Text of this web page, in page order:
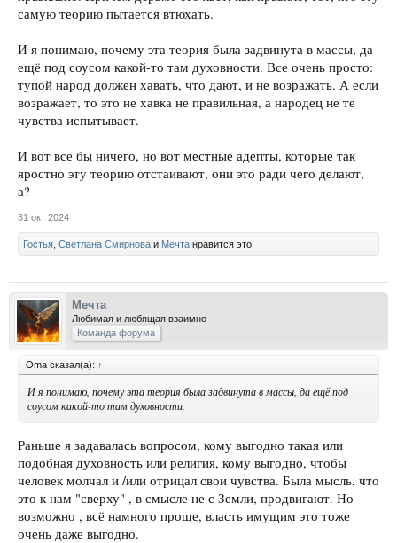
самую теорию пытается втюхать.
И я понимаю, почему эта теория была задвинута в массы, да
ещё под соусом какой-то там духовности. Все очень просто:
тупой народ должен хавать, что дают, и не возражать. А если
возражает, то это не хавка не правильная, а народец не те
чувства испытывает.
И вот все бы ничего, но вот местные адепты, которые так
яростно эту теорию отстаивают, они это ради чего делают,
а?
31 окт 2024
Гостья Светлана Смирнова и Мечта нравится это.
Мечта
Любимая и любящая взаимно
Команда форума
Oma сказал(а): ↑
И я понимаю, почему эта теория была задвинута в массы, да ещё под
соусом какой-то там духовности.
Раньше я задавалась вопросом, кому выгодно такая или
подобная духовность или религия, кому выгодно, чтобы
человек молчал и /или отрицал свои чувства. Была мысль, что
это к нам "сверху" , в смысле не с Земли, продвигают. Но
возможно , всё намного проще, власть имущим это тоже
очень даже выгодно.